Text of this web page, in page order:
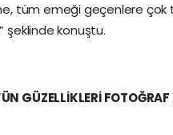
tüm emeği geçenlere çok
şeklinde konuştu.
GÜZELLİKLERİ FOTOĞRAF